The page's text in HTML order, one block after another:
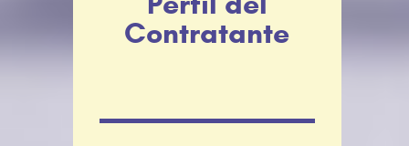
Contratante